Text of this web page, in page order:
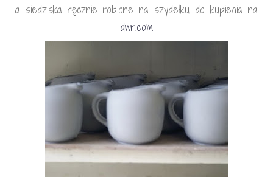
a siedziska ręcznie robione na szydełku do kupienia na
dwr.com